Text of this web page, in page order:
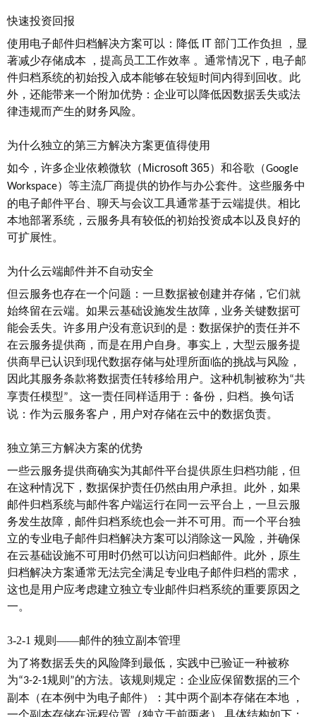
快速投资回报
使用电子邮件归档解决方案可以：降低 IT 部门工作负担 ， 显
著减少存储成本
， 提高员工工作效率 。 通常情况下，电子邮
件归档系统的初始投入成本能够在较短时间内得到回收。此
外，还能带来一个附加优势：企业可以降低因数据丢失或法
律违规而产生的财务风险。
为什么独立的第三方解决方案更值得使用
如今，许多企业依赖微软（ Microsoft 365）和谷歌（Google
Workspace）等主流厂商提供的协作与办公套件。这些服务中
的电子邮件平台、聊天与会议工具通常基于云端提供。相比
本地部署系统 ，云服务具有较低的初始投资成本以及良好的
可扩展性。
为什么云端邮件并不自动安全
但云服务也存在一个问题：一旦数据被创建并存储，它们就
始终留在云端。如果云基础设施发生故障，业务关键数据可
能会丢失。许多用户没有意识到的是：数据保护的责任并不
在云服务提供商，而是在用户自身。事实上，大型云服务提
供商早已认识到现代数据存储与处理所面临的挑战与风险，
因此其服务条款将数据责任转移给用户。这种机制被称为“共
享责任模型”。这一责任同样适用于：备份 ， 归档。 换句话
说 ： 作为云服务客户，用户对存储在云中的数据负责。
独立第三方解决方案的优势
一些云服务提供商确实为其邮件平台提供原生归档功能，但
在这种情况下，数据保护责任仍然由用户承担。此外，如果
邮件归档系统与邮件客户端运行在同一云平台上，一旦云服
务发生故障，邮件归档系统也会一并不可用。而一个平台独
立的专业电子邮件归档解决方案可以消除这一风险，并确保
在云基础设施不可用时仍然可以访问归档邮件。此外，原生
归档解决方案通常无法完全满足专业电子邮件归档的需求，
这也是用户应考虑建立独立专业邮件归档系统的重要原因之
一。
3-2-1 规则——邮件的独立副本管理
为了将数据丢失的风险降到最低，实践中已验证一种被称
为“3-2-1规则 ”的方法。 该规则规定：企业应保留数据的三个
副本（在本例中为电子邮件）：其中两个副本存储在本地
，